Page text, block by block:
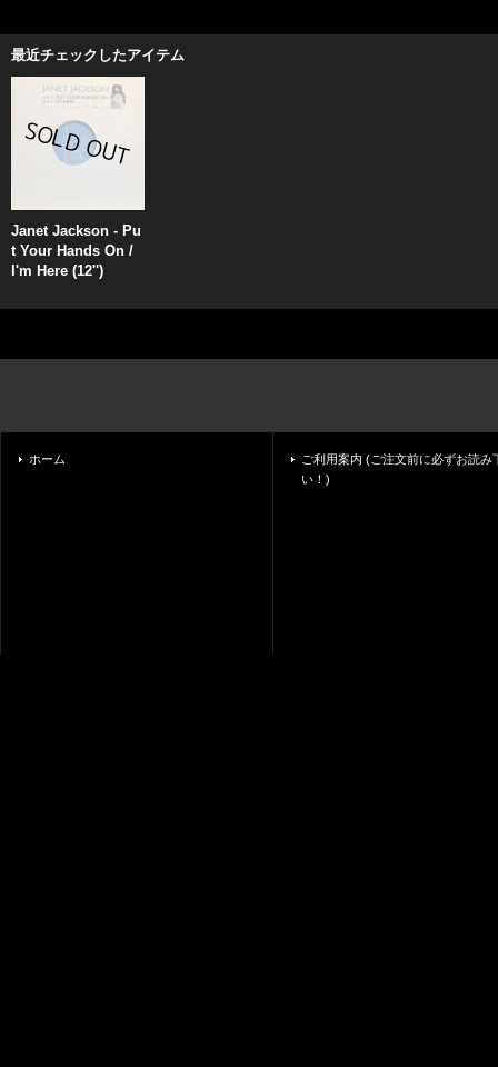
最近チェックしたアイテム
Janet Jackson - Pu
t Your Hands On /
I'm Here (12'')
ホーム
ご利用案内 (ご注文前に必ずお読み
い！)